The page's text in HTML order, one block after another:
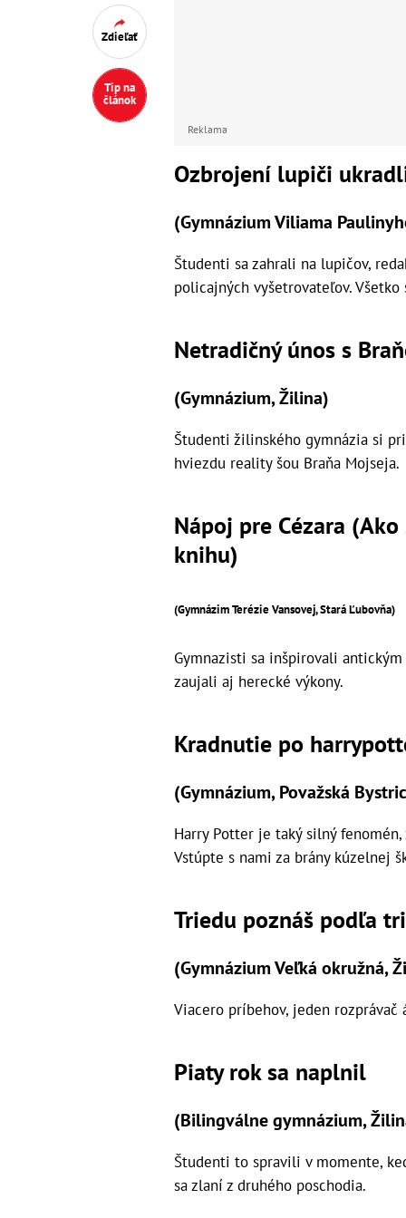
Zdieľať
Tip na
článok
Reklama
Ozbrojení lupiči
(Gymnázium Viliama
Študenti sa zahrali na lupičov,
policajných vyšetrovateľov.
Netradičný únos s
(Gymnázium, Žilina)
Študenti žilinského gymnázia si
hviezdu reality šou Braňa Mojseja.
Nápoj pre Cézara
knihu)
(Gymnázim Terézie Vansovej, Stará Ľubovňa)
Gymnazisti sa inšpirovali
zaujali aj herecké výkony.
Kradnutie po
(Gymnázium, Považská
Harry Potter je taký silný
Vstúpte s nami za brány kúzelnej
Triedu poznáš podľa
(Gymnázium Veľká okružná,
Viacero príbehov, jeden rozprávač
Piaty rok sa naplnil
(Bilingválne gymnázium,
Študenti to spravili v momente,
sa zlaní z druhého poschodia.